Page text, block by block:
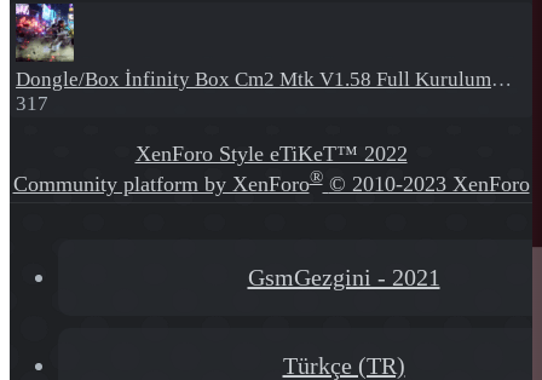
Dongle/Box İnfinity Box Cm2 Mtk V1.58 Full Kurulum+Crack
317
XenForo Style eTiKeT™ 2022
Community platform by XenForo® © 2010-2023 XenForo
GsmGezgini - 2021
Türkçe (TR)